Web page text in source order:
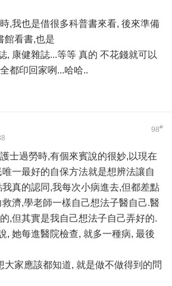
,我也是借很多科普書來看, 後來準備
館看書,也是
, 康健雜誌...等等 真的 不花錢就可以
都印回家咧...哈哈..
98#
士過勞時,有個來賓說的很妙,以現在
一最好的自保方法就是想辨法讓自
真的認同,我每次小病進去,但都差點
濟,學老師一樣自己想法子醫自己.醫
,但其實是我自己想法子自己弄好的.
, 她每進醫院檢查, 就多一種病, 最後
大家應該都知道, 就是做不做得到的問